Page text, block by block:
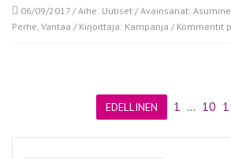
06/09/2017 / Aihe: Uutiset / Avainsanat:
Perhe, Vantaa / Kirjoittaja: Kampanja / Kommentit
EDELLINEN 1 … 10